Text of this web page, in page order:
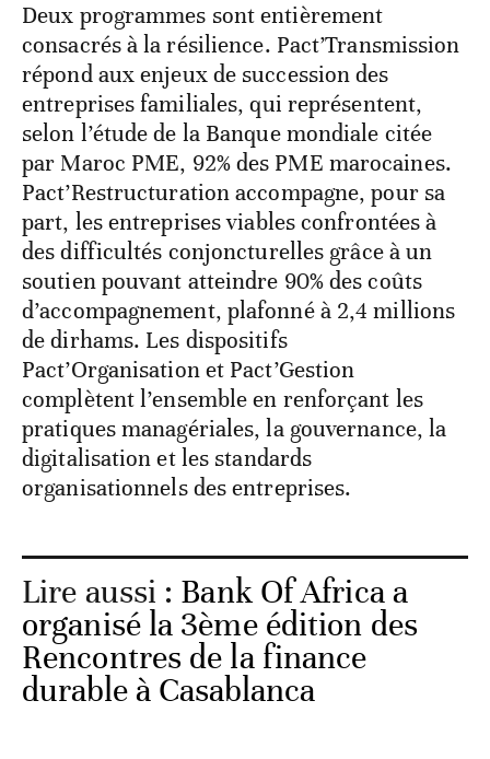
Deux programmes sont entièrement
consacrés à la résilience. Pact’Transmission
répond aux enjeux de succession des
entreprises familiales, qui représentent,
selon l’étude de la Banque mondiale citée
par Maroc PME, 92% des PME marocaines.
Pact’Restructuration accompagne, pour sa
part, les entreprises viables confrontées à
des difficultés conjoncturelles grâce à un
soutien pouvant atteindre 90% des coûts
d’accompagnement, plafonné à 2,4 millions
de dirhams. Les dispositifs
Pact’Organisation et Pact’Gestion
complètent l’ensemble en renforçant les
pratiques managériales, la gouvernance, la
digitalisation et les standards
organisationnels des entreprises.
Lire aussi : Bank Of Africa a
organisé la 3ème édition des
Rencontres de la finance
durable à Casablanca